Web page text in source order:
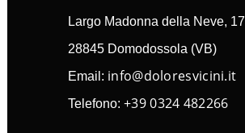
Largo Madonna della Neve, 17
28845 Domodossola (VB)
Email: info@doloresvicini.it
Telefono: +39 0324 482266